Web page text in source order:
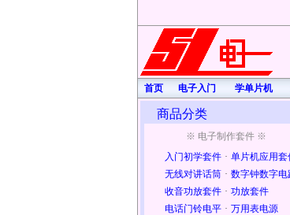
首页
电子入门 学单片机
商品分类
※ 电子制作套件 ※
入门初学套件 · 单片机应用套
无线对讲话筒 · 数字钟数字电
收音功放套件 · 功放套件
电话门铃电平 · 万用表电源